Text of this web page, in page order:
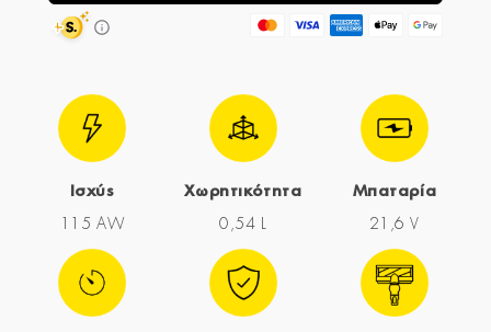
Ισχύς
115 AW
Χωρητικότητα
0,54 L
Μπαταρία
21,6 V